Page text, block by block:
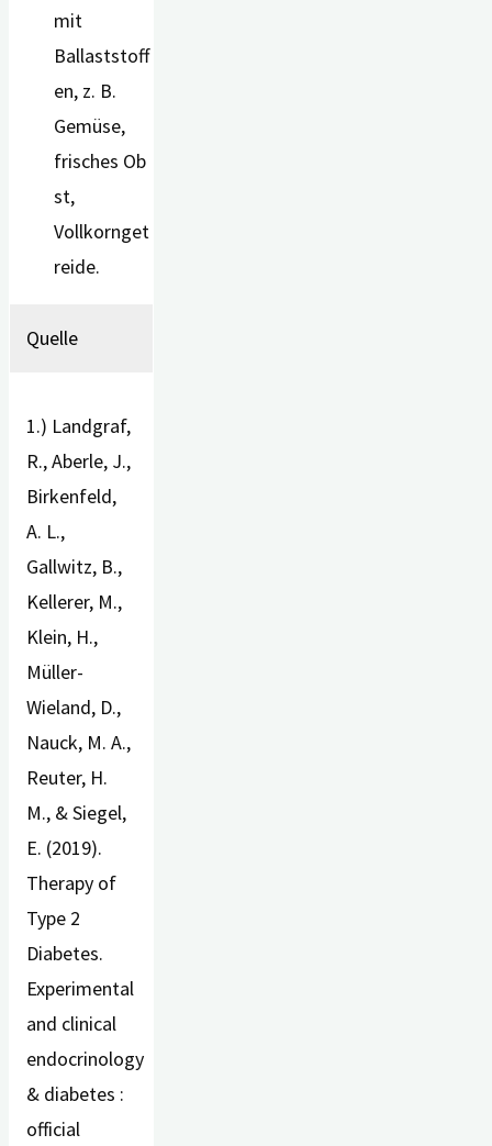
mit
Ballaststoff
en, z. B.
Gemüse,
frisches Ob
st,
Vollkornget
reide.
Quelle
1.) Landgraf,
R., Aberle, J.,
Birkenfeld,
A. L.,
Gallwitz, B.,
Kellerer, M.,
Klein, H.,
Müller-
Wieland, D.,
Nauck, M. A.,
Reuter, H.
M., & Siegel,
E. (2019).
Therapy of
Type 2
Diabetes.
Experimental
and clinical
endocrinology
& diabetes :
official